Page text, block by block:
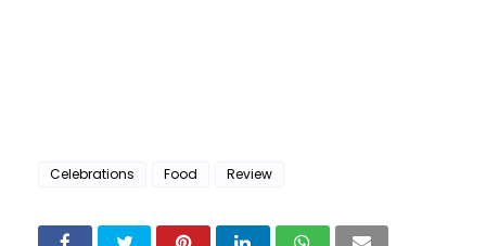
Celebrations Food Review